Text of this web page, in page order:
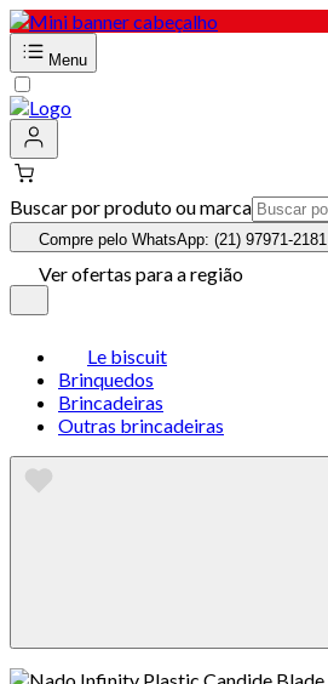
Menu
Buscar por produto ou marca
Compre pelo WhatsApp: (21) 97971-2181
Ver ofertas para a região
Le biscuit
Brinquedos
Brincadeiras
Outras brincadeiras